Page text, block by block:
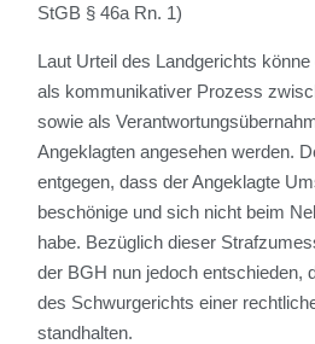
StGB § 46a Rn. 1)
Laut Urteil des Landgerichts
als kommunikativer Prozess
sowie als
Angeklagten angesehen werden.
entgegen, dass der Angeklagte
beschönige und sich nicht beim
habe. Bezüglich dieser
der BGH nun jedoch entschieden,
des Schwurgerichts einer
standhalten.